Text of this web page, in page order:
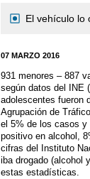
El vehículo lo
07 MARZO 2016
931 menores – 887
según datos del INE
adolescentes fueron
Agrupación de
el 5% de los casos y
positivo en alcohol,
cifras del Instituto
iba drogado (alcohol
estas estadísticas.